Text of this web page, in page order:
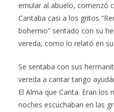
emular al abuelo, comenzó
Cantaba casi a los gritos
bohemio” sentado con su
vereda, como lo relató en
Se sentaba con sus
vereda a cantar tango
El Alma que Canta. Eran
noches escuchaban en las